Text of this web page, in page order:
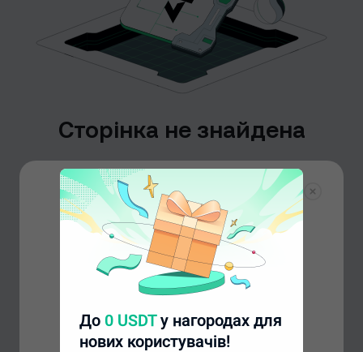
Сторінка не знайдена
Ми не змогли знайти сторінку, яку ви шукаєте, але
не хвилюйтеся – на нашій головній сторінці є ще
багато чого цікавого.
На головну
До 0 USDT у нагородах для
нових користувачів!